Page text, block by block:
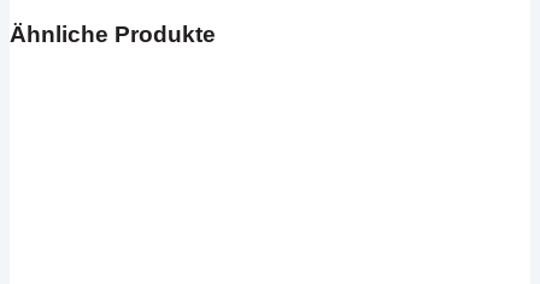
Ähnliche Produkte